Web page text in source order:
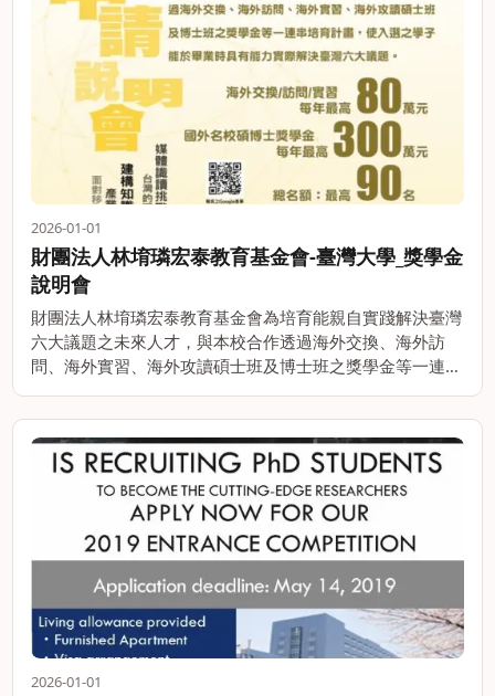
2026-01-01
財團法人林堉璘宏泰教育基金會-臺灣大學_獎學金
說明會
財團法人林堉璘宏泰教育基金會為培育能親自實踐解決臺灣
六大議題之未來人才，與本校合作透過海外交換、海外訪
問、海外實習、海外攻讀碩士班及博士班之獎學金等一連串
培育計畫，使入選之學子能於畢業時具有能力實際解決臺灣
六大議題。 海外交換/訪問/實習：。。
2026-01-01